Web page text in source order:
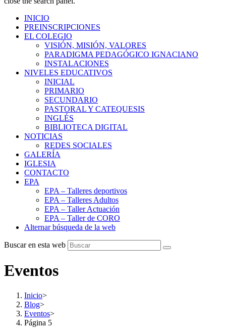
INICIO
PREINSCRIPCIONES
EL COLEGIO
VISIÓN, MISIÓN, VALORES
PARADIGMA PEDAGÓGICO IGNACIANO
INSTALACIONES
NIVELES EDUCATIVOS
INICIAL
PRIMARIO
SECUNDARIO
PASTORAL Y CATEQUESIS
INGLÉS
BIBLIOTECA DIGITAL
NOTICIAS
REDES SOCIALES
GALERÍA
IGLESIA
CONTACTO
EPA
EPA – Talleres deportivos
EPA – Talleres Adultos
EPA – Taller Actuación
EPA – Taller de CORO
Alternar búsqueda de la web
Buscar en esta web
Eventos
Inicio>
Blog>
Eventos>
Página 5